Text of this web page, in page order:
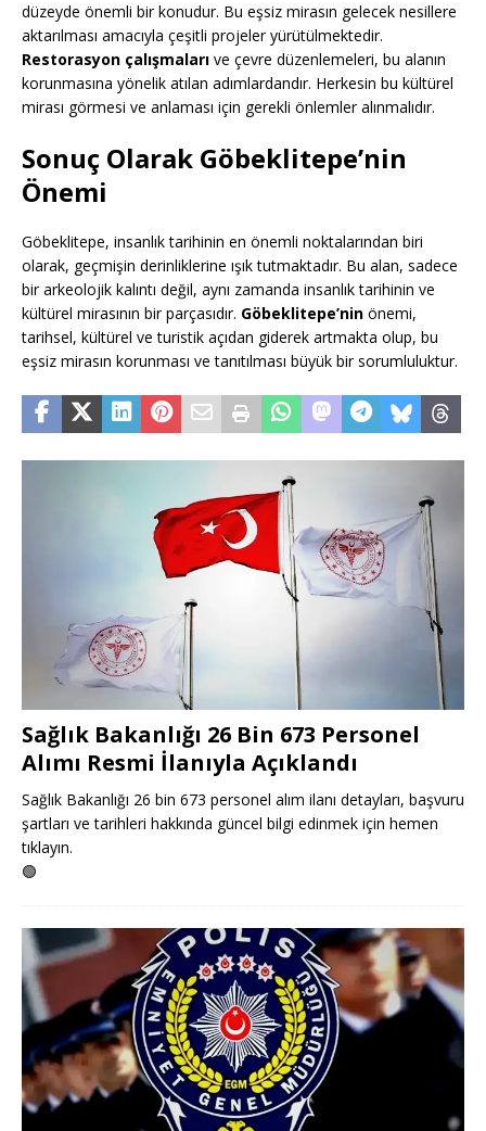
düzeyde önemli bir konudur. Bu eşsiz mirasın gelecek nesillere
aktarılması amacıyla çeşitli projeler yürütülmektedir.
Restorasyon çalışmaları ve çevre düzenlemeleri, bu alanın
korunmasına yönelik atılan adımlardandır. Herkesin bu kültürel
mirası görmesi ve anlaması için gerekli önlemler alınmalıdır.
Sonuç Olarak Göbeklitepe’nin
Önemi
Göbeklitepe, insanlık tarihinin en önemli noktalarından biri
olarak, geçmişin derinliklerine ışık tutmaktadır. Bu alan, sadece
bir arkeolojik kalıntı değil, aynı zamanda insanlık tarihinin ve
kültürel mirasının bir parçasıdır. Göbeklitepe’nin önemi,
tarihsel, kültürel ve turistik açıdan giderek artmakta olup, bu
eşsiz mirasın korunması ve tanıtılması büyük bir sorumluluktur.
Sağlık Bakanlığı 26 Bin 673 Personel
Alımı Resmi İlanıyla Açıklandı
Sağlık Bakanlığı 26 bin 673 personel alım ilanı detayları, başvuru
şartları ve tarihleri hakkında güncel bilgi edinmek için hemen
tıklayın.
🟢